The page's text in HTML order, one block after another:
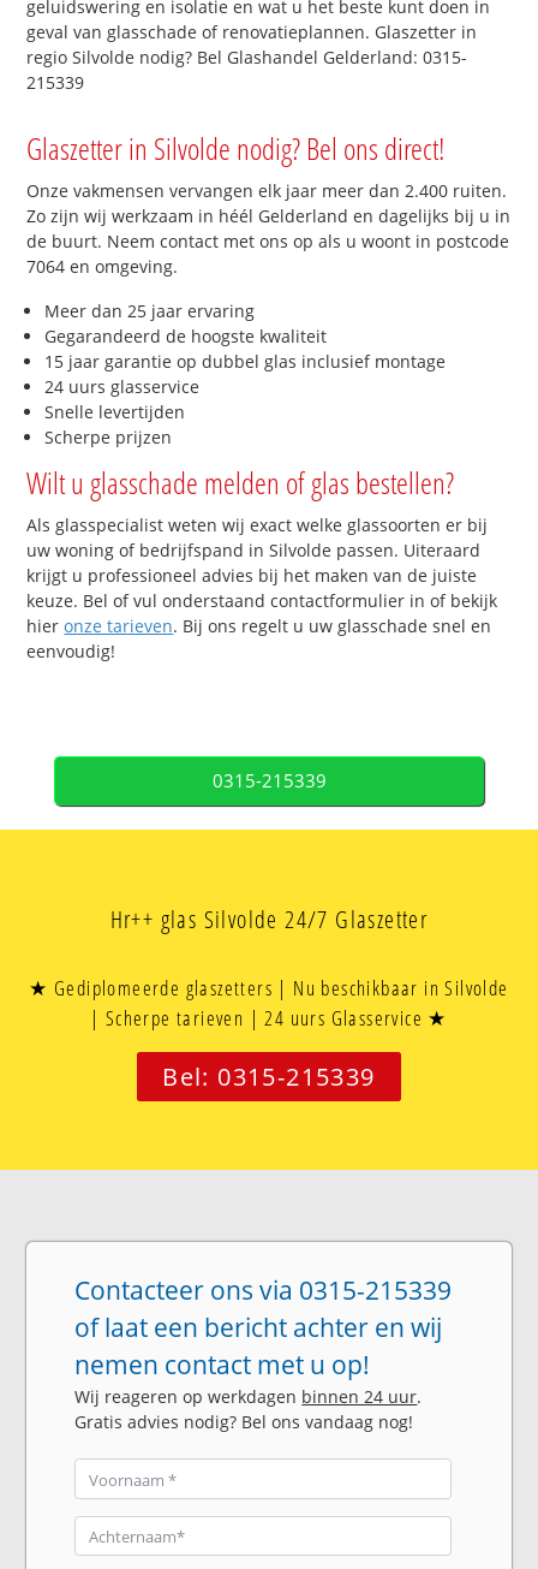
geluidswering en isolatie en wat u het beste kunt doen in
geval van glasschade of renovatieplannen. Glaszetter in
regio Silvolde nodig? Bel Glashandel Gelderland: 0315-
215339
Glaszetter in Silvolde nodig? Bel ons direct!
Onze vakmensen vervangen elk jaar meer dan 2.400 ruiten.
Zo zijn wij werkzaam in héél Gelderland en dagelijks bij u in
de buurt. Neem contact met ons op als u woont in postcode
7064 en omgeving.
Meer dan 25 jaar ervaring
Gegarandeerd de hoogste kwaliteit
15 jaar garantie op dubbel glas inclusief montage
24 uurs glasservice
Snelle levertijden
Scherpe prijzen
Wilt u glasschade melden of glas bestellen?
Als glasspecialist weten wij exact welke glassoorten er bij
uw woning of bedrijfspand in Silvolde passen. Uiteraard
krijgt u professioneel advies bij het maken van de juiste
keuze. Bel of vul onderstaand contactformulier in of bekijk
hieronze tarieven. Bij ons regelt u uw glasschade snel en
eenvoudig!
0315-215339
Hr++ glas Silvolde 24/7 Glaszetter
★ Gediplomeerde glaszetters | Nu beschikbaar in Silvolde
| Scherpe tarieven | 24 uurs Glasservice ★
Bel: 0315-215339
Contacteer ons via 0315-215339
of laat een bericht achter en wij
nemen contact met u op!
Wij reageren op werkdagen binnen 24 uur.
Gratis advies nodig? Bel ons vandaag nog!